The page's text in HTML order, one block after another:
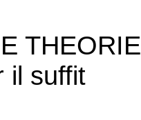
THEORIE
il suffit